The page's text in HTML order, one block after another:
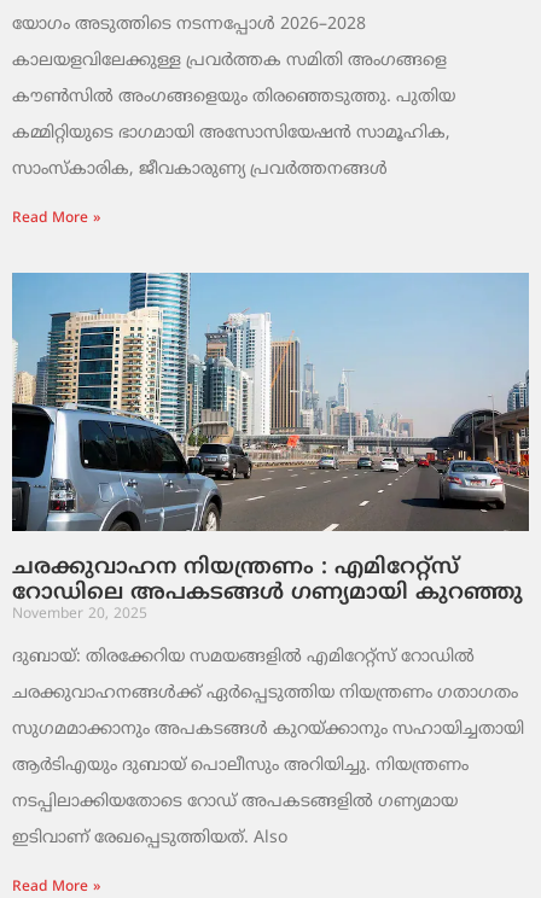
യോഗം അടുത്തിടെ നടന്നപ്പോൾ 2026–2028
കാലയളവിലേക്കുള്ള പ്രവർത്തക സമിതി അംഗങ്ങളെ
കൗൺസിൽ അംഗങ്ങളെയും തിരഞ്ഞെടുത്തു. പുതിയ
കമ്മിറ്റിയുടെ ഭാഗമായി അസോസിയേഷൻ സാമൂഹിക,
സാംസ്‌കാരിക, ജീവകാരുണ്യ പ്രവർത്തനങ്ങൾ
Read More »
ചരക്കുവാഹന നിയന്ത്രണം : എമിറേറ്റ്സ്
റോഡിലെ അപകടങ്ങൾ ഗണ്യമായി കുറഞ്ഞു
November 20, 2025
ദുബായ്: തിരക്കേറിയ സമയങ്ങളിൽ എമിറേറ്റ്സ് റോഡിൽ
ചരക്കുവാഹനങ്ങൾക്ക് ഏർപ്പെടുത്തിയ നിയന്ത്രണം ഗതാഗതം
സുഗമമാക്കാനും അപകടങ്ങൾ കുറയ്ക്കാനും സഹായിച്ചതായി
ആർടിഎയും ദുബായ് പൊലീസും അറിയിച്ചു. നിയന്ത്രണം
നടപ്പിലാക്കിയതോടെ റോഡ് അപകടങ്ങളിൽ ഗണ്യമായ
ഇടിവാണ് രേഖപ്പെടുത്തിയത്. Also
Read More »